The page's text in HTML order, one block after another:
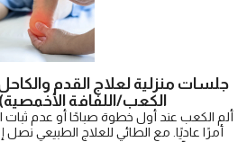
جلسات منزلية لعلاج القدم
الكعب/اللفافة
ألم الكعب عند أول خطوة صباحًا أو عدم ثبات
أمرًا عاديًا. مع الطائي للعلاج الطبيعي